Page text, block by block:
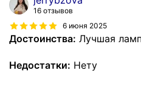
16 отзывов
6 июня 2025
Достоинства: Лучшая
Недостатки: Нету